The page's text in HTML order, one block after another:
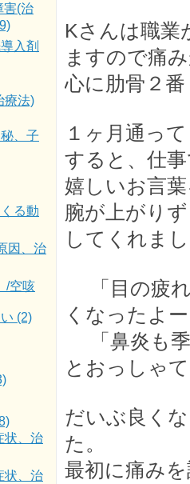
Kさんは職業
ますので痛
心に肋骨２
１ヶ月通っ
すると、仕
嬉しいお言
腕が上がり
してくれま
「目の疲
くなったよ
「鼻炎も季
とおっしゃ
だいぶ良く
た。
最初に痛み
害(治
入剤
療法)
、子
る動
因、治
/空咳
(2)
状、治
状、治